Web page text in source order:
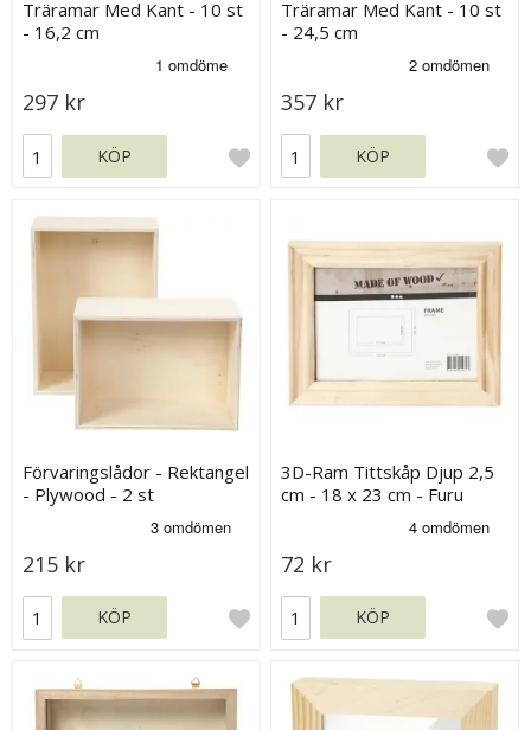
Träramar Med Kant - 10 st
- 16,2 cm
297 kr
KÖP
Träramar Med Kant - 10 st
- 24,5 cm
357 kr
KÖP
Förvaringslådor - Rektangel
- Plywood - 2 st
215 kr
KÖP
3D-Ram Tittskåp Djup 2,5
cm - 18 x 23 cm - Furu
72 kr
KÖP